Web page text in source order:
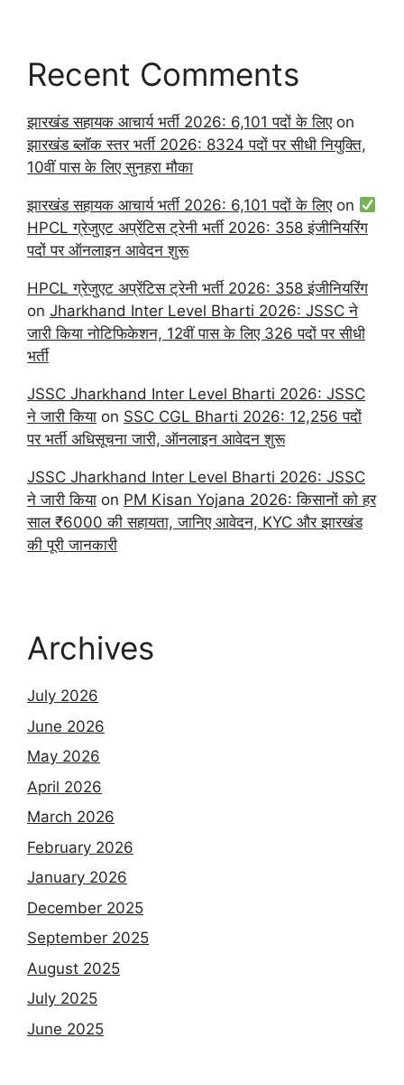
Recent Comments
झारखंड सहायक आचार्य भर्ती 2026: 6,101 पदों के लिएon
झारखंड ब्लॉक स्तर भर्ती 2026: 8324 पदों पर सीधी नियुक्ति,
10वीं पास के लिए सुनहरा मौका
झारखंड सहायक आचार्य भर्ती 2026: 6,101 पदों के लिएon
HPCL ग्रेजुएट अप्रेंटिस ट्रेनी भर्ती 2026: 358 इंजीनियरिंग
पदों पर ऑनलाइन आवेदन शुरू
HPCL ग्रेजुएट अप्रेंटिस ट्रेनी भर्ती 2026: 358 इंजीनियरिंग
on Jharkhand Inter Level Bharti 2026: JSSC ने
जारी किया नोटिफिकेशन, 12वीं पास के लिए 326 पदों पर सीधी
भर्ती
JSSC Jharkhand Inter Level Bharti 2026: JSSC
ने जारी किया on SSC CGL Bharti 2026: 12,256 पदों
पर भर्ती अधिसूचना जारी, ऑनलाइन आवेदन शुरू
JSSC Jharkhand Inter Level Bharti 2026: JSSC
ने जारी किया on PM Kisan Yojana 2026: किसानों को हर
साल ₹6000 की सहायता, जानिए आवेदन, KYC और झारखंड
की पूरी जानकारी
Archives
July 2026
June 2026
May 2026
April 2026
March 2026
February 2026
January 2026
December 2025
September 2025
August 2025
July 2025
June 2025